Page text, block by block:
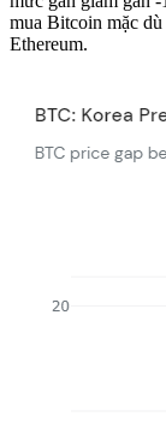
mua Bitcoin mặc
Ethereum.